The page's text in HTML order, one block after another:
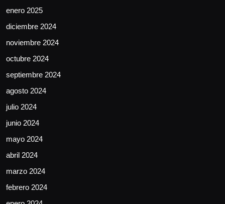
enero 2025
diciembre 2024
noviembre 2024
octubre 2024
septiembre 2024
agosto 2024
julio 2024
junio 2024
mayo 2024
abril 2024
marzo 2024
febrero 2024